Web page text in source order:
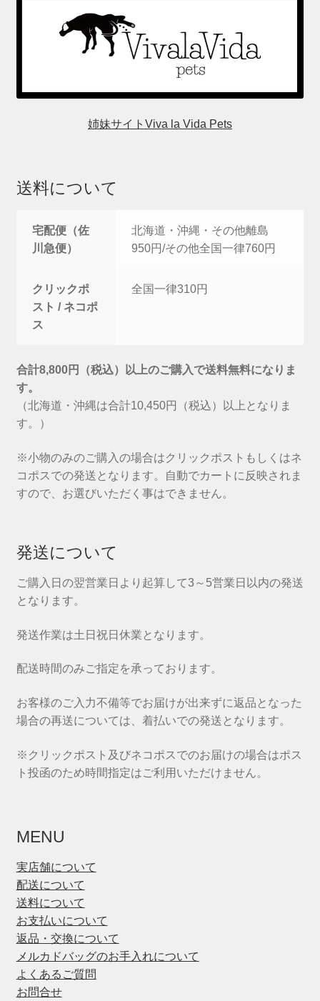
姉妹サイトViva la Vida Pets
送料について
宅配便（佐
川急便）
北海道・沖縄・その他離島
950円/その他全国一律760円
クリックポ
スト / ネコポ
ス
全国一律310円
合計8,800円（税込）以上のご購入で送料無料になりま
す。
（北海道・沖縄は合計10,450円（税込）以上となりま
す。）
※小物のみのご購入の場合はクリックポストもしくはネ
コポスでの発送となります。自動でカートに反映されま
すので、お選びいただく事はできません。
発送について
ご購入日の翌営業日より起算して3～5営業日以内の発送
となります。
発送作業は土日祝日休業となります。
配送時間のみご指定を承っております。
お客様のご入力不備等でお届けが出来ずに返品となった
場合の再送については、着払いでの発送となります。
※クリックポスト及びネコポスでのお届けの場合はポス
ト投函のため時間指定はご利用いただけません。
MENU
実店舗について
配送について
送料について
お支払いについて
返品・交換について
メルカドバッグのお手入れについて
よくあるご質問
お問合せ